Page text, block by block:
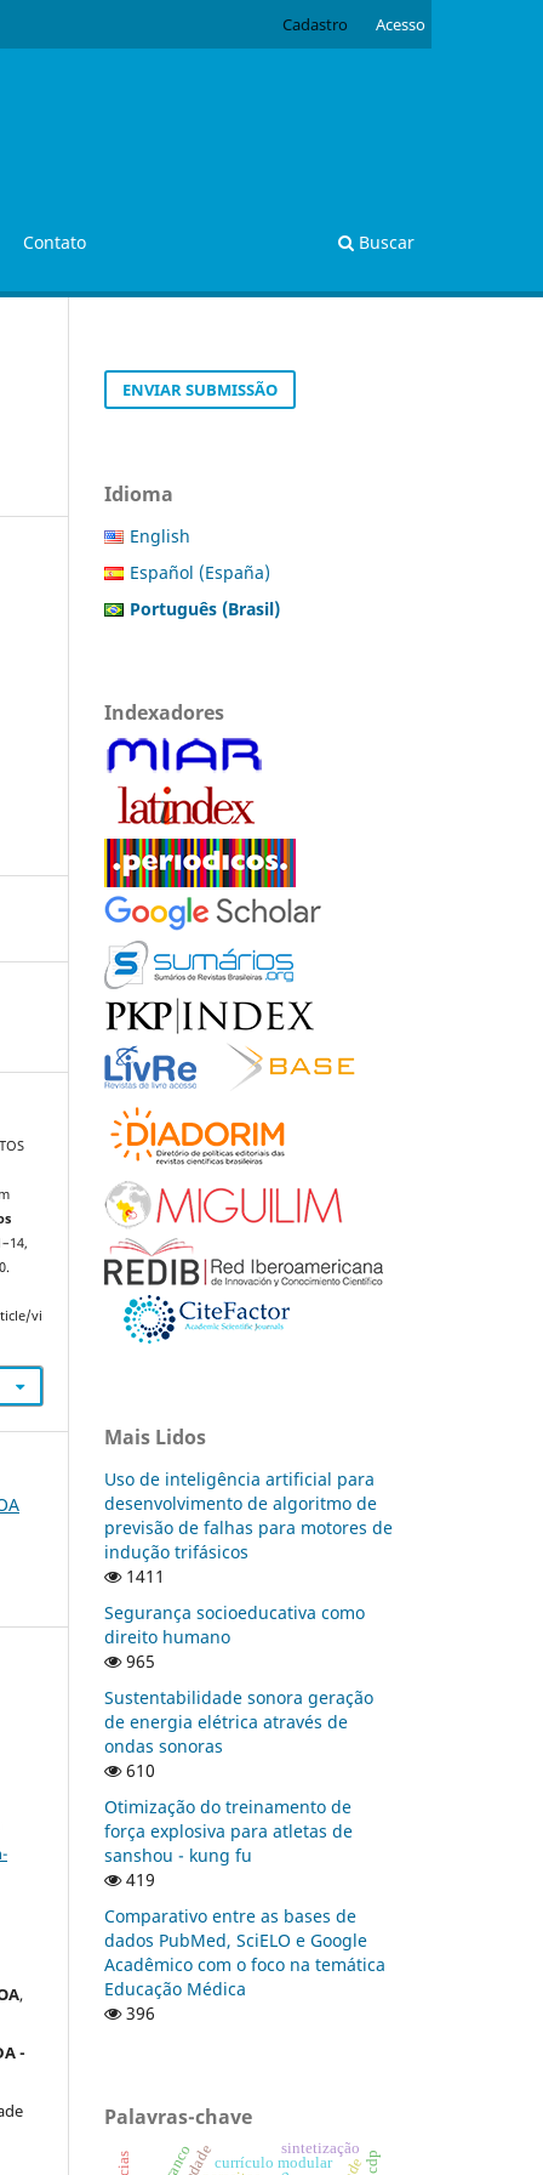
Contato Buscar
Cadastro Acesso
vi
,
-
ENVIAR SUBMISSÃO
Idioma
English
Español (España)
Português (Brasil)
Indexadores
Mais Lidos
Uso de inteligência artificial para
desenvolvimento de algoritmo de
previsão de falhas para motores de
indução trifásicos
1411
Segurança socioeducativa como
direito humano
965
Sustentabilidade sonora geração
de energia elétrica através de
ondas sonoras
610
Otimização do treinamento de
força explosiva para atletas de
sanshou - kung fu
419
Comparativo entre as bases de
dados PubMed, SciELO e Google
Acadêmico com o foco na temática
Educação Médica
396
Palavras-chave
currículo modular
sintetização